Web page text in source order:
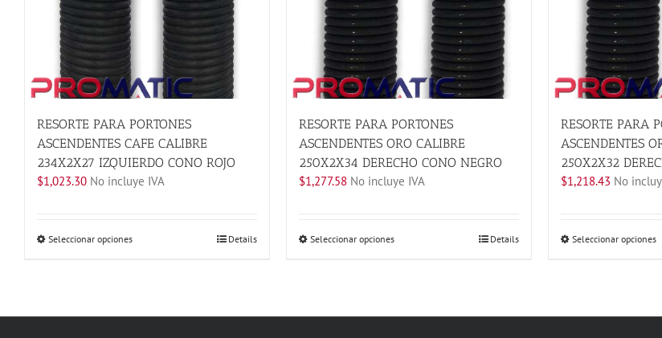
RESORTE PARA PORTONES
ASCENDENTES CAFE CALIBRE
234X2X27 IZQUIERDO CONO ROJO
$1,023.30 No incluye IVA
Seleccionar opcionesEste
Details
RESORTE PARA PORTONES
ASCENDENTES ORO CALIBRE
250X2X34 DERECHO CONO NEGRO
$1,277.58 No incluye IVA
Seleccionar opcionesEste
Details
RESORTE PARA
ASCENDENTES
250X2X32
$1,218.43 No
Seleccionar opciones